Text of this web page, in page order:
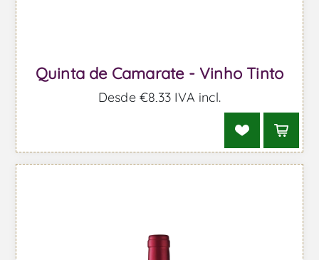
Quinta de Camarate - Vinho Tinto
Desde €8,33 IVA incl.